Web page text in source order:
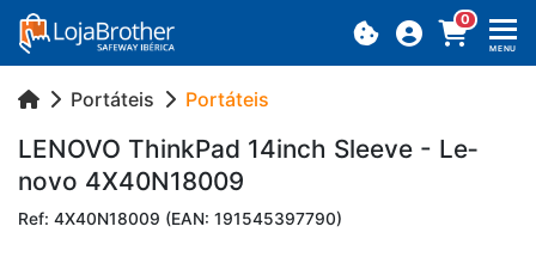
0
MENU
Portáteis Portáteis
LE­NOVO ThinkPad 14inch Sleeve - Le­
novo 4X40N18009
Ref: 4X40N18009 (EAN: 191545397790)